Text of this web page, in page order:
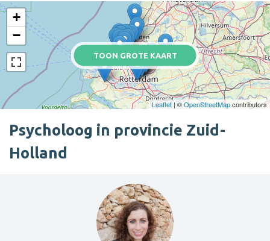
TOON GROTE KAART
+
−
Leaflet | ©OpenStreetMapcontributors
Psycholoog in provincie Zuid-
Holland